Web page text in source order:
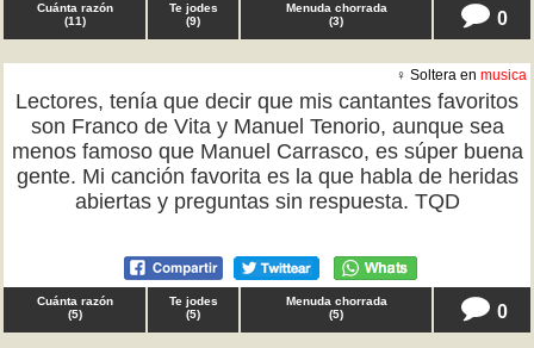
Cuánta razón
(11)
Te jodes
(9)
Menuda chorrada
(3) 0
♀ Soltera en musica
Lectores, tenía que decir que mis cantantes favoritos
son Franco de Vita y Manuel Tenorio, aunque sea
menos famoso que Manuel Carrasco, es súper buena
gente. Mi canción favorita es la que habla de heridas
abiertas y preguntas sin respuesta. TQD
Cuánta razón
(5)
Te jodes
(5)
Menuda chorrada
(5) 0